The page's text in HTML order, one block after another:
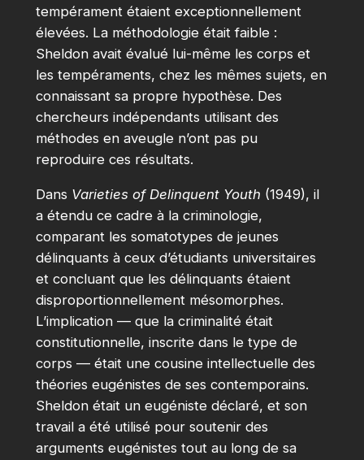
tempérament étaient exceptionnellement
élevées. La méthodologie était faible :
Sheldon avait évalué lui-même les corps et
les tempéraments, chez les mêmes sujets, en
connaissant sa propre hypothèse. Des
chercheurs indépendants utilisant des
méthodes en aveugle n’ont pas pu
reproduire ces résultats.
Dans Varieties of Delinquent Youth (1949), il
a étendu ce cadre à la criminologie,
comparant les somatotypes de jeunes
délinquants à ceux d’étudiants universitaires
et concluant que les délinquants étaient
disproportionnellement mésomorphes.
L’implication — que la criminalité était
constitutionnelle, inscrite dans le type de
corps — était une cousine intellectuelle des
théories eugénistes de ses contemporains.
Sheldon était un eugéniste déclaré, et son
travail a été utilisé pour soutenir des
arguments eugénistes tout au long de sa